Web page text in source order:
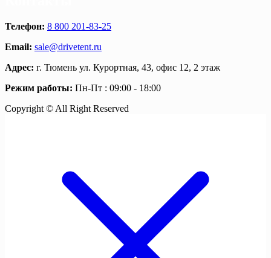
Телефон: 8 800 201-83-25
Email: sale@drivetent.ru
Адрес: г. Тюмень ул. Курортная, 43, офис 12, 2 этаж
Режим работы: Пн-Пт : 09:00 - 18:00
Copyright © All Right Reserved